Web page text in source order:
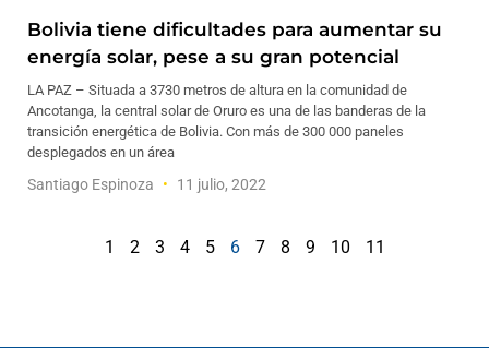
Bolivia tiene dificultades para aumentar su
energía solar, pese a su gran potencial
LA PAZ – Situada a 3730 metros de altura en la comunidad de
Ancotanga, la central solar de Oruro es una de las banderas de la
transición energética de Bolivia. Con más de 300 000 paneles
desplegados en un área
Santiago Espinoza 11 julio, 2022
1 2 3 4 5 6 7 8 9 10 11